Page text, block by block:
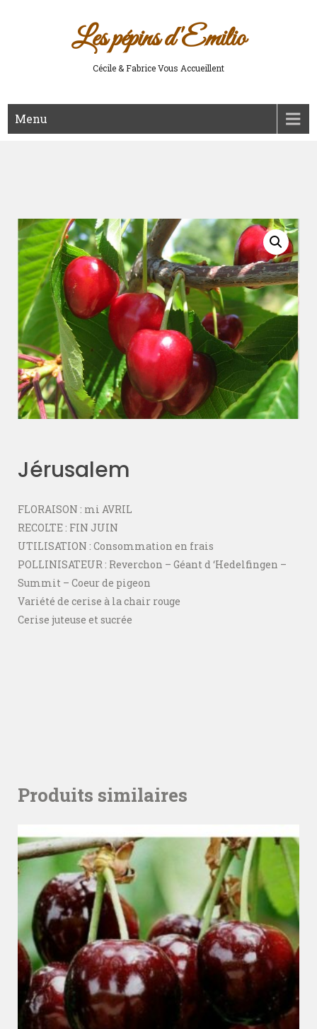
Les pépins d'Emilio
Cécile & Fabrice Vous Accueillent
Menu
Jérusalem
FLORAISON : mi AVRIL
RECOLTE : FIN JUIN
UTILISATION : Consommation en frais
POLLINISATEUR : Reverchon – Géant d ‘Hedelfingen –
Summit – Coeur de pigeon
Variété de cerise à la chair rouge
Cerise juteuse et sucrée
Produits similaires